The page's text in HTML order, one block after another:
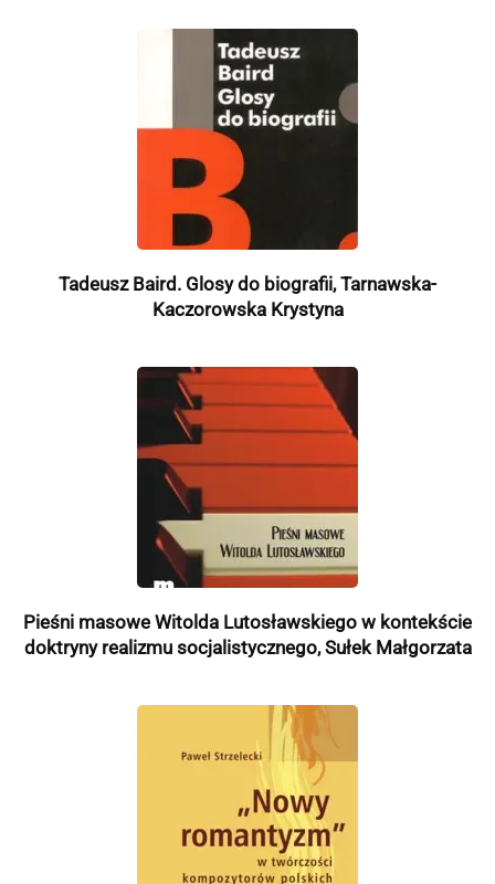
Tadeusz Baird. Glosy do biografii, Tarnawska-
Kaczorowska Krystyna
Pieśni masowe Witolda Lutosławskiego w kontekście
doktryny realizmu socjalistycznego, Sułek Małgorzata